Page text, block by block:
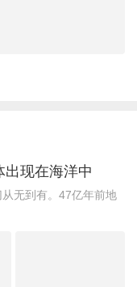
出现在海洋中
无到有。47亿年前地